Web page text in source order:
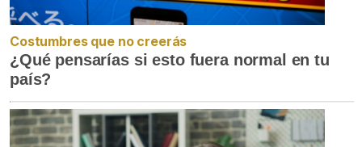
Costumbres que no creerás
¿Qué pensarías si esto fuera normal en tu
país?